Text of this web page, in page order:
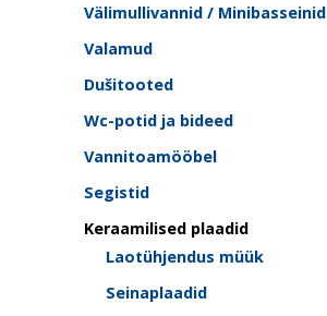
Välimullivannid / Minibasseinid
Valamud
Dušitooted
Wc-potid ja bideed
Vannitoamööbel
Segistid
Keraamilised plaadid
Laotühjendus müük
Seinaplaadid